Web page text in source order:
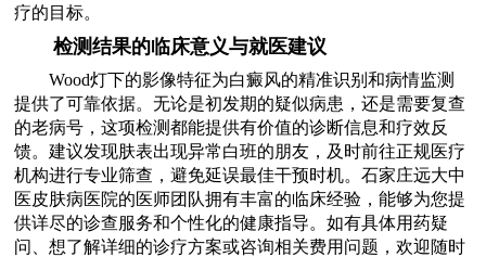
疗的目标。
检测结果的临床意义与就医建议
Wood灯下的影像特征为白癜风的精准识别和病情监测
提供了可靠依据。无论是初发期的疑似病患，还是需要复查
的老病号，这项检测都能提供有价值的诊断信息和疗效反
馈。建议发现肤表出现异常白班的朋友，及时前往正规医疗
机构进行专业筛查，避免延误最佳干预时机。石家庄远大中
医皮肤病医院的医师团队拥有丰富的临床经验，能够为您提
供详尽的诊查服务和个性化的健康指导。如有具体用药疑
问、想了解详细的诊疗方案或咨询相关费用问题，欢迎随时